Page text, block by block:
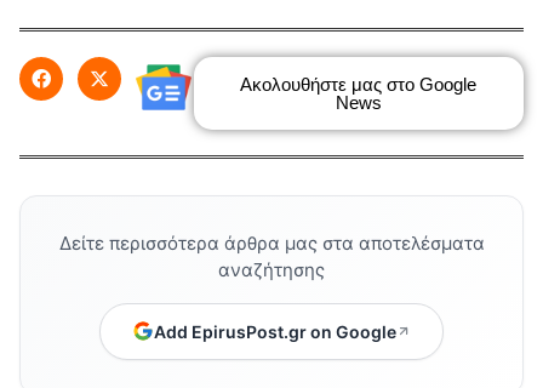
Ακολουθήστε μας στο Google
News
Δείτε περισσότερα άρθρα μας στα αποτελέσματα
αναζήτησης
Add EpirusPost.gr on Google